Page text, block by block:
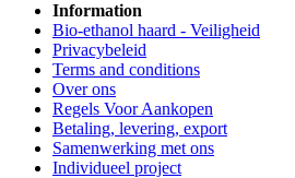
Information
Bio-ethanol haard - Veiligheid
Privacybeleid
Terms and conditions
Over ons
Regels Voor Aankopen
Betaling, levering, export
Samenwerking met ons
Individueel project